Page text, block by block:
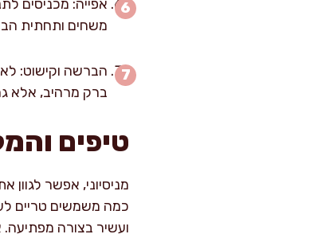
משחים ותחתית
ברק מרהיב, אלא
טיפים
מניסיוני, אפשר
כמה משמשים טריים
ועשיר בצורה